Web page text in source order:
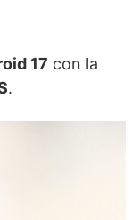
17 con la
.